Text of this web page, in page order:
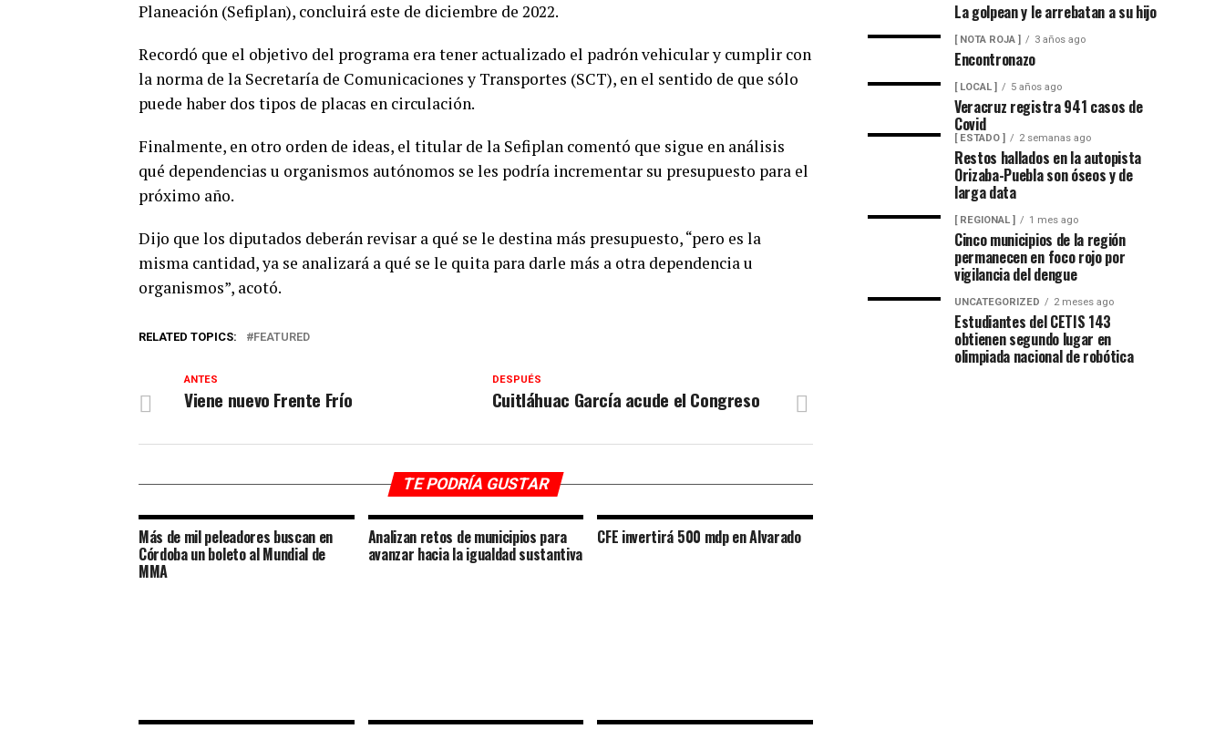
Planeación (Sefiplan), concluirá este de diciembre de 2022.
Recordó que el objetivo del programa era tener actualizado el padrón vehicular y cumplir con
la norma de la Secretaría de Comunicaciones y Transportes (SCT), en el sentido de que sólo
puede haber dos tipos de placas en circulación.
Finalmente, en otro orden de ideas, el titular de la Sefiplan comentó que sigue en análisis
qué dependencias u organismos autónomos se les podría incrementar su presupuesto para el
próximo año.
Dijo que los diputados deberán revisar a qué se le destina más presupuesto, “pero es la
misma cantidad, ya se analizará a qué se le quita para darle más a otra dependencia u
organismos”, acotó.
RELATED TOPICS: FEATURED
DESPUÉS
Cuitláhuac García acude el Congreso
ANTES
Viene nuevo Frente Frío
TE PODRÍA GUSTAR
Más de mil peleadores buscan en
Córdoba un boleto al Mundial de
MMA
Analizan retos de municipios para
avanzar hacia la igualdad sustantiva
CFE invertirá 500 mdp en Alvarado
La golpean y le arrebatan a su hijo
[ NOTA ROJA ] 3 años ago
Encontronazo
[ LOCAL ] 5 años ago
Veracruz registra 941 casos de
Covid
[ ESTADO ] 2 semanas ago
Restos hallados en la autopista
Orizaba-Puebla son óseos y de
larga data
[ REGIONAL ] 1 mes ago
Cinco municipios de la región
permanecen en foco rojo por
vigilancia del dengue
UNCATEGORIZED 2 meses ago
Estudiantes del CETIS 143
obtienen segundo lugar en
olimpiada nacional de robótica